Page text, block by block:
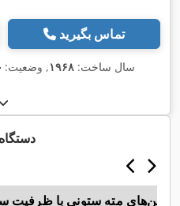
تماس بگیرید
سال ساخت: ۱۹۶۸, وضعیت:
مته ستونی با ظرفیت سوراخکاری